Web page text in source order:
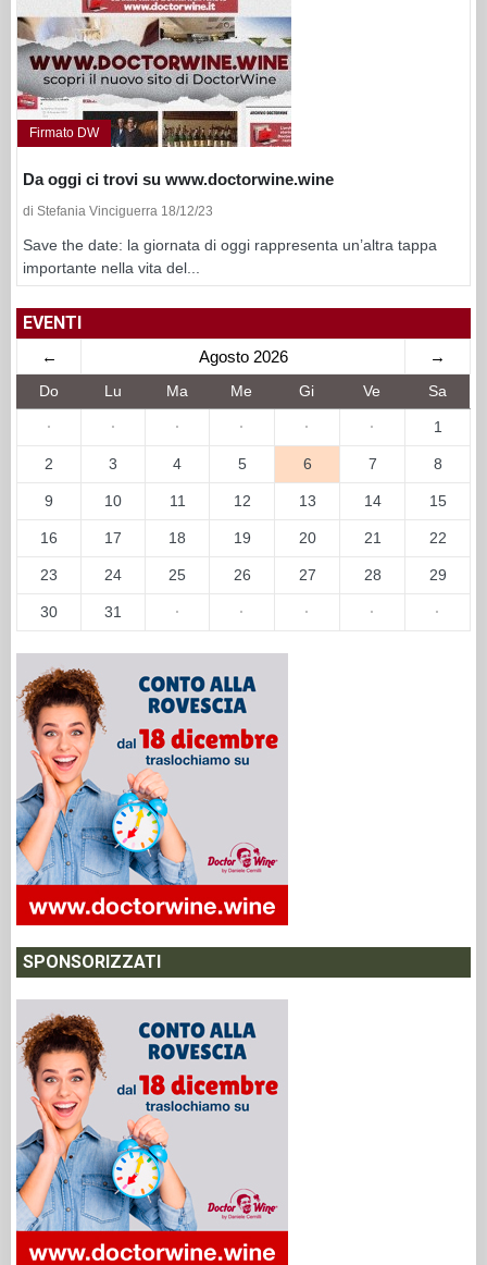
Firmato DW
Da oggi ci trovi su www.doctorwine.wine
di Stefania Vinciguerra 18/12/23
Save the date: la giornata di oggi rappresenta un’altra tappa
importante nella vita del...
EVENTI
← Agosto 2026 →
Do Lu Ma Me Gi Ve Sa
· · · · · · 1
2 3 4 5 6 7 8
9 10 11 12 13 14 15
16 17 18 19 20 21 22
23 24 25 26 27 28 29
30 31 · · · · ·
SPONSORIZZATI